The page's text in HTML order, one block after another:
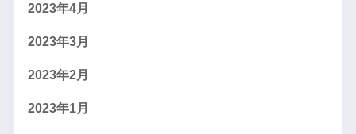
2023年4月
2023年3月
2023年2月
2023年1月